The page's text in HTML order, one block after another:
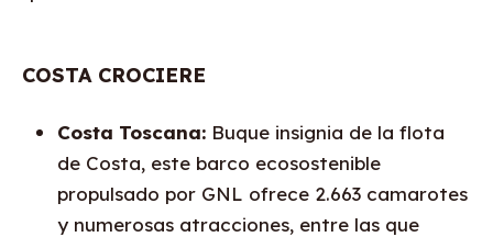
COSTA CROCIERE
Costa Toscana: Buque insignia de la flota
de Costa, este barco ecosostenible
propulsado por GNL ofrece 2.663 camarotes
y numerosas atracciones, entre las que